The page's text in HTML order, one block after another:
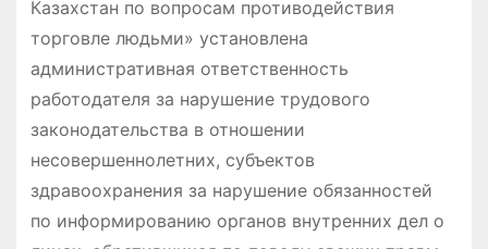
Казахстан по вопросам противодействия
торговле людьми» установлена
административная ответственность
работодателя за нарушение трудового
законодательства в отношении
несовершеннолетних, субъектов
здравоохранения за нарушение обязанностей
по информированию органов внутренних дел о